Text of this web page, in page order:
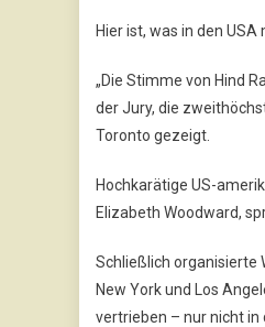
Hier ist, was in den
„Die Stimme von Hind
der Jury, die
Toronto gezeigt.
Hochkarätige US-
Elizabeth Woodward,
Schließlich organisierte
New York und Los
vertrieben – nur nicht in